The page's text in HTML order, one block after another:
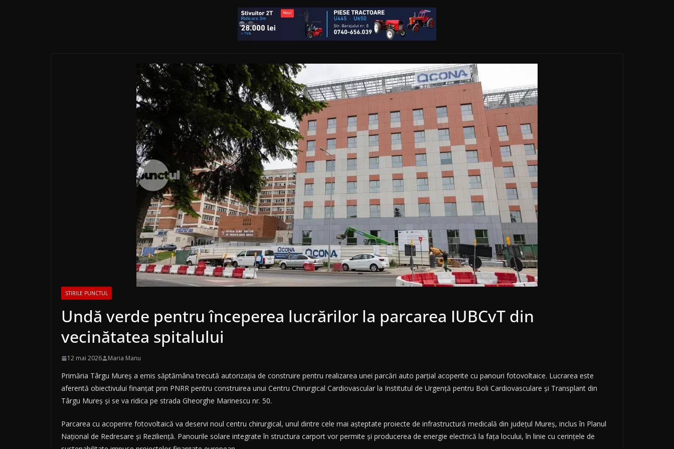
STIRILE PUNCTUL
Undă verde pentru începerea lucrărilor la parcarea IUBCvT din
vecinătatea spitalului
12 mai 2026 Maria Manu
Primăria Târgu Mureș a emis săptămâna trecută autorizația de construire pentru realizarea unei parcări auto parțial acoperite cu panouri fotovoltaice. Lucrarea este
aferentă obiectivului finanțat prin PNRR pentru construirea unui Centru Chirurgical Cardiovascular la Institutul de Urgență pentru Boli Cardiovasculare și Transplant din
Târgu Mureș și se va ridica pe strada Gheorghe Marinescu nr. 50.
Parcarea cu acoperire fotovoltaică va deservi noul centru chirurgical, unul dintre cele mai așteptate proiecte de infrastructură medicală din județul Mureș, inclus în Planul
Național de Redresare și Reziliență. Panourile solare integrate în structura carport vor permite și producerea de energie electrică la fața locului, în linie cu cerințele de